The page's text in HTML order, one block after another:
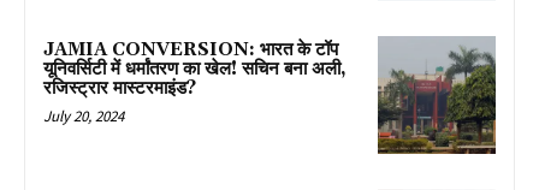
JAMIA CONVERSION: भारत के टॉप
यूनिवर्सिटी में धर्मांतरण का खेल! सचिन बना अली,
रजिस्ट्रार मास्टरमाइंड?
July 20, 2024